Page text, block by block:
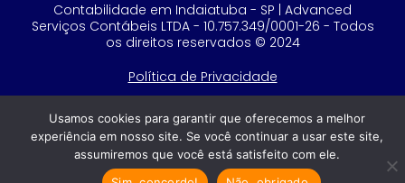
Contabilidade em Indaiatuba - SP | Advanced
Serviços Contábeis LTDA - 10.757.349/0001-26 - Todos
os direitos reservados © 2024
Política de Privacidade
Feito com
por GRUPO DPG
Usamos cookies para garantir que oferecemos a melhor
experiência em nosso site. Se você continuar a usar este site,
assumiremos que você está satisfeito com ele.